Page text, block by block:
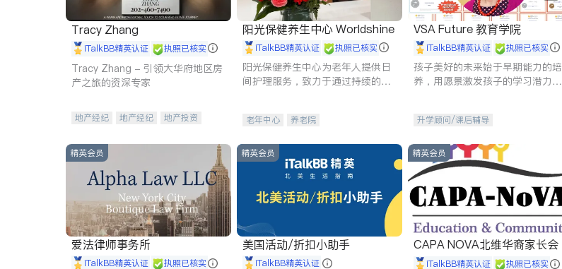
Tracy Zhang
iTalkBB精英认证 执照已核实
Tracy Zhang - 引领大华府地区房
产之旅的资深专家
地产经纪 地产经纪
地产投资
阳光保健养生中心 Worldshine
iTalkBB精英认证 执照已核实
阳光保健养生中心为老年人提供日
间护理服务，致力于通过持续的护
老年中心 养老院
VSA Future 教育学院
iTalkBB精英认证 执照已核实
孩子美好的未来始于早期能力的培
养，用愿景激发孩子的学习潜力和
升学顾问/课后辅导
精英会员
爱法律师事务所
iTalkBB精英认证 执照已核实
精英会员
美国活动/折扣小助手
iTalkBB精英认证
精英会员
CAPA NOVA北维华裔家长会
iTalkBB精英认证 执照已核实